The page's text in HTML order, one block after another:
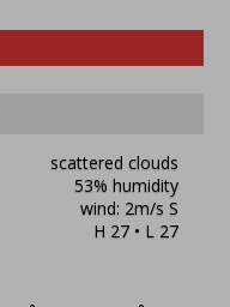
scattered clouds
53% humidity
wind: 2m/s S
H 27 • L 27